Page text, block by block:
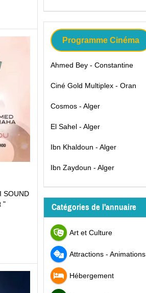
SOUND
"
Programme Cinéma
Ahmed Bey - Constantine
Ciné Gold Multiplex - Oran
Cosmos - Alger
El Sahel - Alger
Ibn Khaldoun - Alger
Ibn Zaydoun - Alger
Catégories de l'annuaire
Art et Culture
Attractions - Animations
Hébergement